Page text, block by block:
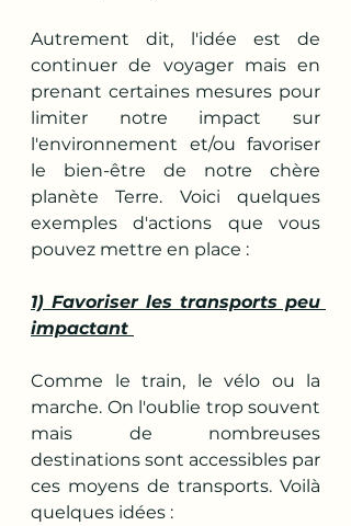
Autrement dit, l'idée est de
continuer de voyager mais en
prenant certaines mesures pour
limiter notre impact sur
l'environnement et/ou favoriser
le bien-être de notre chère
planète Terre. Voici quelques
exemples d'actions que vous
pouvez mettre en place :
1) Favoriser les transports peu
impactant
Comme le train, le vélo ou la
marche. On l'oublie trop souvent
mais de nombreuses
destinations sont accessibles par
ces moyens de transports. Voilà
quelques idées :